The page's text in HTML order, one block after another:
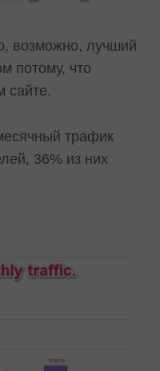
возможно, лучший
потому, что
сайте.
трафик
36% из них